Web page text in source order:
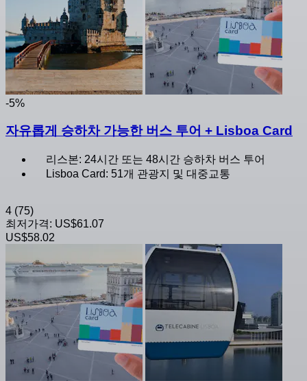
-5%
자유롭게 승하차 가능한 버스 투어 + Lisboa Card
리스본: 24시간 또는 48시간 승하차 버스 투어
Lisboa Card: 51개 관광지 및 대중교통
4 (75)
최저가격: US$61.07
US$58.02